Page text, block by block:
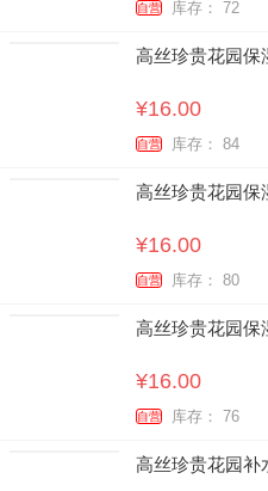
自营 库存： 72
高丝珍贵花园保
¥16.00
自营 库存： 84
高丝珍贵花园保
¥16.00
自营 库存： 80
高丝珍贵花园保
¥16.00
自营 库存： 76
高丝珍贵花园补